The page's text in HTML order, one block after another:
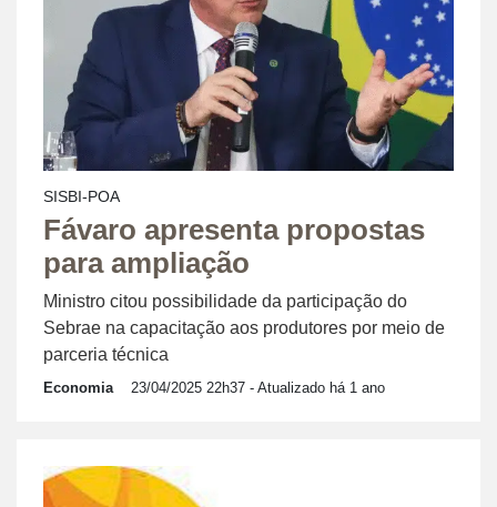
SISBI-POA
Fávaro apresenta propostas
para ampliação
Ministro citou possibilidade da participação do
Sebrae na capacitação aos produtores por meio de
parceria técnica
Economia 23/04/2025 22h37 - Atualizado há 1 ano